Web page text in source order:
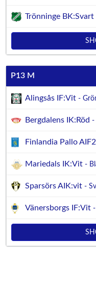
Trönninge BK:Svart
P13 M
Alingsås IF:Vit -
Bergdalens IK:Röd -
Finlandia Pallo
Mariedals IK:Vit -
Sparsörs AIK:vit -
Vänersborgs IF:Vit